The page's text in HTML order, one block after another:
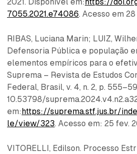
7055.2021.e74086. Acesso em
RIBAS, Luciana Marin; LUIZ,
Defensoria Pública e população
elementos empíricos para o
Suprema – Revista de Estudos
Federal, Brasil, v. 4, n. 2, p.
10.53798/
em:https://suprema.stf.jus.br/
le/view/323. Acesso em: 25 fev.
VITORELLI, Edilson. Processo